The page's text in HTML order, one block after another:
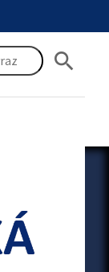
search